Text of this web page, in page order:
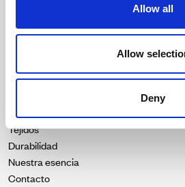
Allow all
Allow
Deny
Acepto laPolítica de privacidady doy mi
Tejidos
Durabilidad
Nuestra esencia
Contacto